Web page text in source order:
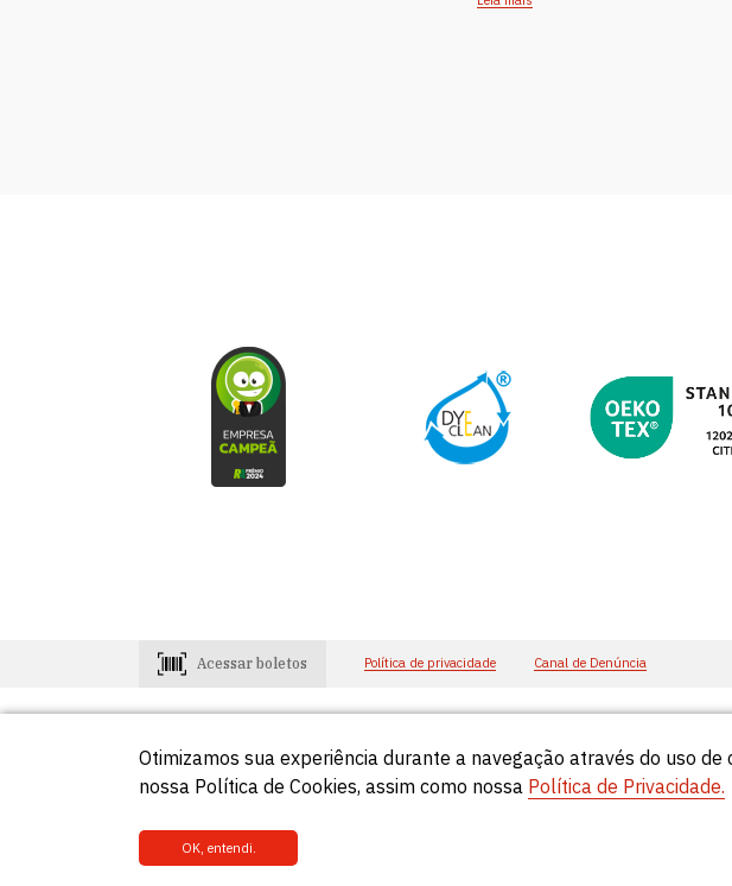
Acessar boletos Política de privacidade Canal de Denúncia
Consumidores
0800-648-2966
Lojistas
0800-648-2955 © Círculo
Otimizamos sua experiência durante a navegação através do uso
nossa Política de Cookies, assim como nossa Política de Privacidade.
OK, entendi.